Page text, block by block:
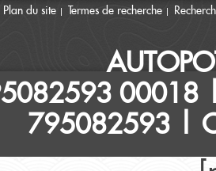
Plan du site Termes de recherche
00018
795082593 |